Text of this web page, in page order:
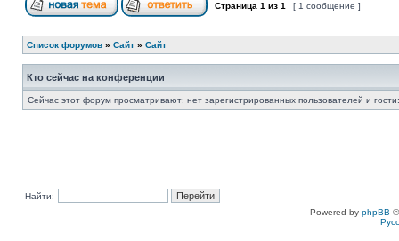
Страница 1 из 1 [ 1 сообщение ]
Список форумов » Сайт » Сайт
Кто сейчас на конференции
Сейчас этот форум просматривают: нет зарегистрированных пользователей и
Найти:
Powered by phpBB